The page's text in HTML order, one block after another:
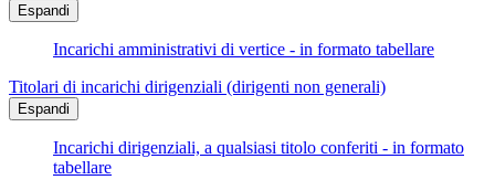
Espandi
Incarichi amministrativi di vertice - in formato tabellare
Titolari di incarichi dirigenziali (dirigenti non generali)
Espandi
Incarichi dirigenziali, a qualsiasi titolo conferiti - in formato
tabellare